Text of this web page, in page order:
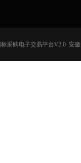
标采购电子交易平台V2.0 安